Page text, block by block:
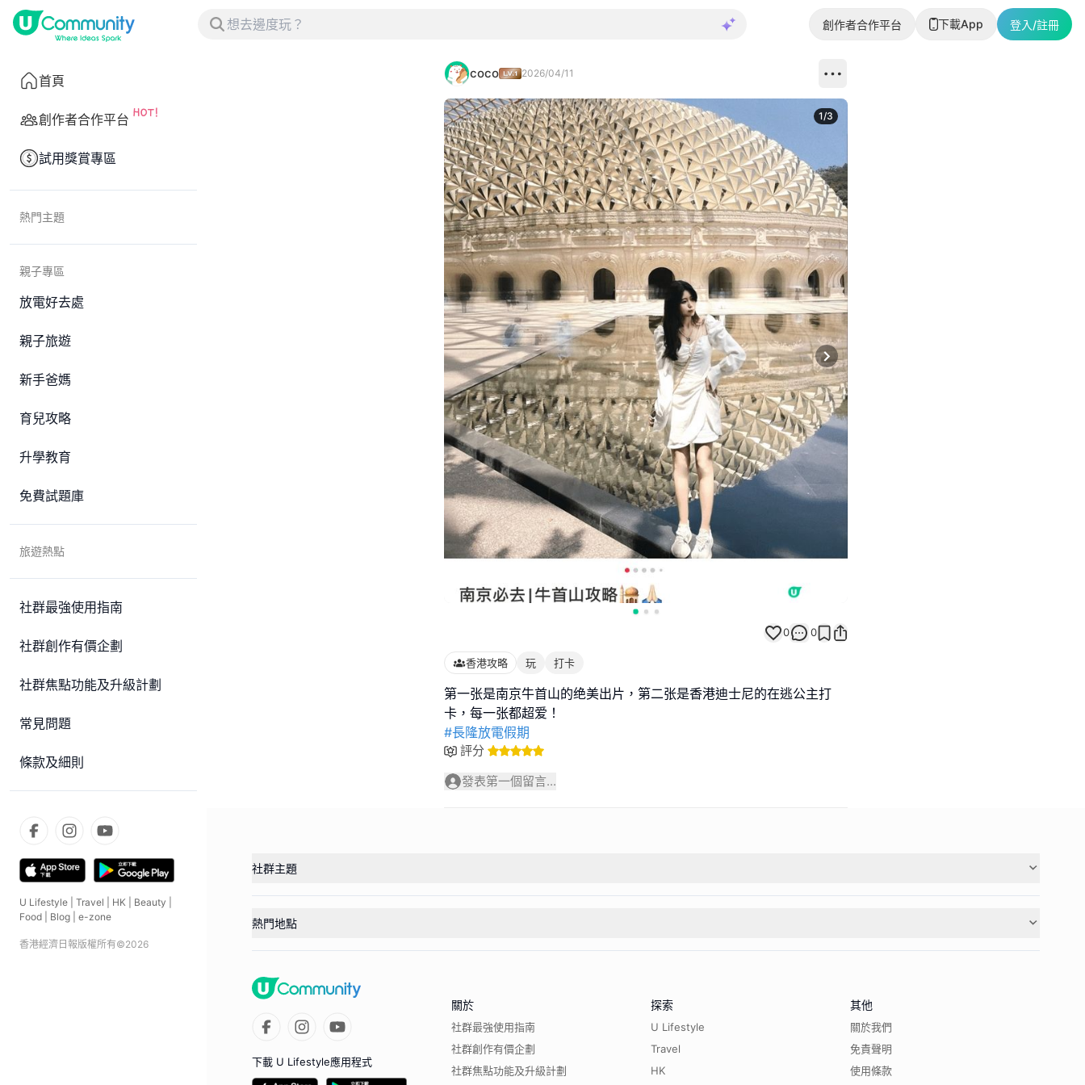
創作者合作平台 下載App 登入/註冊
首頁
創作者合作平台
試用獎賞專區
熱門主題
親子專區
放電好去處
親子旅遊
新手爸媽
育兒攻略
升學教育
免費試題庫
旅遊熱點
社群最強使用指南
社群創作有價企劃
社群焦點功能及升級計劃
常見問題
條款及細則
U Lifestyle Travel HK Beauty
Food
Blog e-zone
香港經濟日報版權所有©2026
coco 2026/04/11
Next slide
1/3
0 0
香港攻略 玩 打卡
第一张是南京牛首山的绝美出片，第二张是香港迪士尼的在逃公主打
#長隆放電假期
評分
發表第一個留言...
社群主題
熱門地點
下載 U Lifestyle應用程式
關於
社群最強使用指南
社群創作有價企劃
社群焦點功能及升級計劃
探索
U Lifestyle
Travel
HK
其他
關於我們
免責聲明
使用條款